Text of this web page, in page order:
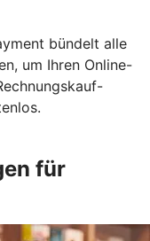
bündelt alle
um Ihren Online-
für